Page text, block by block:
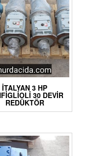
İTALYAN 3 HP
30 DEVIR
REDÜKTÖR